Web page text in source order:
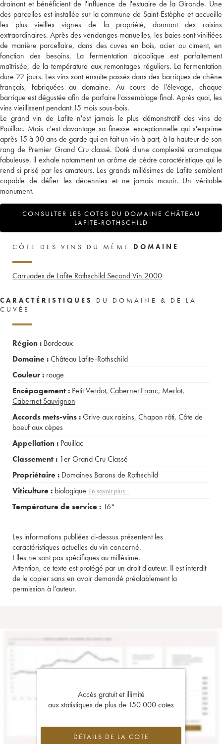
drainant et bénéficient de l'influence de l'estuaire de la Gironde. Une
des parcelles est installée sur la commune de Saint-Estèphe et accueille
les plus vieilles vignes de la propriété, donnant des raisins
extraordinaires. Après des vendanges manuelles, les baies sont vinifiées
de manière parcellaire, dans des cuves en bois, acier ou ciment, en
fonction des besoins. La fermentation alcoolique est parfaitement
maîtrisée, de la température aux remontages réguliers. La fermentation
dure 22 jours. Les vins sont ensuite passés dans des barriques de chêne
français, fabriquées au domaine. Au cours de l'élevage, chaque
barrique est dégustée afin de parfaire l'assemblage final. Après quoi, les
vins vieillissent pendant 15 mois sous-bois.
Le grand vin de Lafite n'est jamais le plus démonstratif des vins de
Pauillac. Mais c'est davantage sa finesse exceptionnelle qui s'exprime
après 15 à 30 ans de garde qui en fait un vin à part, à la hauteur de son
rang de Premier Grand Cru classé. Doté d'une complexité aromatique
fabuleuse, il exhale notamment un arôme de cèdre caractéristique qui le
rend si prisé par les amateurs. Les grands millésimes de Lafite semblent
capable de défier les décennies et ne jamais mourir. Un véritable
monument.
CONSULTER LES COTES DU DOMAINE CHÂTEAU
LAFITE-ROTHSCHILD
CÔTE DES VINS DU MÊME DOMAINE
Carruades de Lafite Rothschild Second Vin 2000
CARACTÉRISTIQUES
DU DOMAINE & DE LA
CUVÉE
Région : Bordeaux
Domaine :Château Lafite-Rothschild
Couleur : rouge
Encépagement : Petit Verdot, Cabernet Franc, Merlot,
Cabernet Sauvignon
Accords mets-vins :Grive aux raisins, Chapon rôti, Côte de
boeuf aux cèpes
Appellation : Pauillac
Classement : 1er Grand Cru Classé
Propriétaire : Domaines Barons de Rothschild
Viticulture : biologique En savoir plus...
Température de service : 16°
Les informations publiées ci-dessus présentent les
caractéristiques actuelles du vin concerné.
Elles ne sont pas spécifiques au millésime.
Attention, ce texte est protégé par un droit d'auteur. Il est interdit
de le copier sans en avoir demandé préalablement la
permission à l'auteur.
Accès gratuit et illimité
aux statistiques de plus de 150 000 cotes
DÉTAILS DE LA COTE